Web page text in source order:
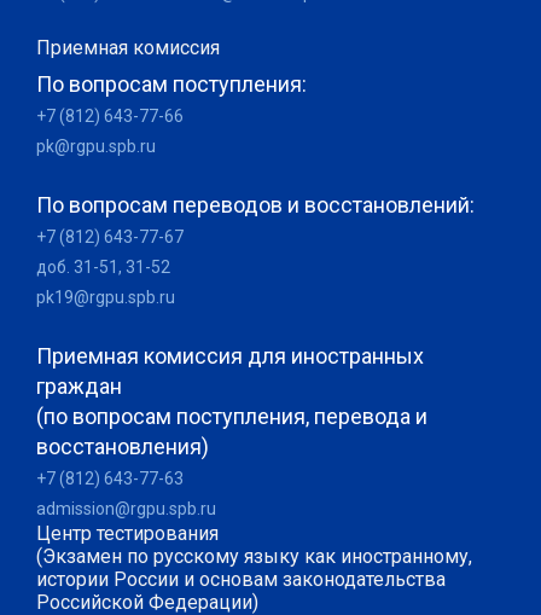
Приемная комиссия
По вопросам поступления:
+7 (812) 643-77-66
pk@rgpu.spb.ru
По вопросам переводов и восстановлений:
+7 (812) 643-77-67
доб. 31-51, 31-52
pk19@rgpu.spb.ru
Приемная комиссия для иностранных
граждан
(по вопросам поступления, перевода и
восстановления)
+7 (812) 643-77-63
admission@rgpu.spb.ru
Центр тестирования
(Экзамен по русскому языку как иностранному,
истории России и основам законодательства
Российской Федерации)